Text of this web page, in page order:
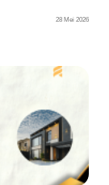
28 Mei 2026